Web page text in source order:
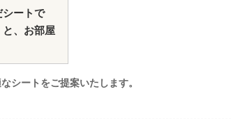
シートで
、お部屋
シートをご提案いたします。